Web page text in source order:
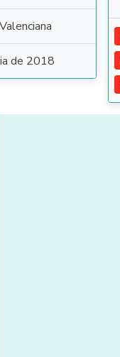
de 2018